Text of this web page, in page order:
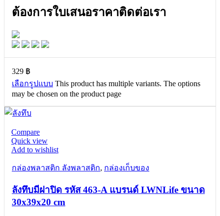
ต้องการใบเสนอราคาติดต่อเรา
329 ฿
เลือกรูปแบบ This product has multiple variants. The options
may be chosen on the product page
Compare
Quick view
Add to wishlist
กล่องพลาสติก ลังพลาสติก, กล่องเก็บของ
ลังทึบมีฝาปิด รหัส 463-A แบรนด์ LWNLife ขนาด
30x39x20 cm